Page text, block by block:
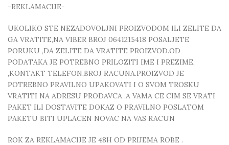
-REKLAMACIJE-
UKOLIKO STE NEZADOVOLJNI PROIZVODOM ILI ZELITE DA
GA VRATITE,NA VIBER BROJ 0641215418 POSALJETE
PORUKU ,DA ZELITE DA VRATITE PROIZVOD.OD
PODATAKA JE POTREBNO PRILOZITI IME I PREZIME,
,KONTAKT TELEFON,BROJ RACUNA.PROIZVOD JE
POTREBNO PRAVILNO UPAKOVATI I O SVOM TROSKU
VRATITI NA ADRESU PRODAVCA ,A VAMA CE CIM SE VRATI
PAKET ILI DOSTAVITE DOKAZ O PRAVILNO POSLATOM
PAKETU BITI UPLACEN NOVAC NA VAS RACUN
ROK ZA REKLAMACIJE JE 48H OD PRIJEMA ROBE .